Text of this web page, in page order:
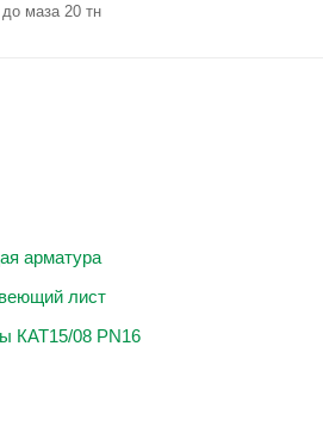
до маза 20 тн
арматура
лист
КАТ15/08 PN16